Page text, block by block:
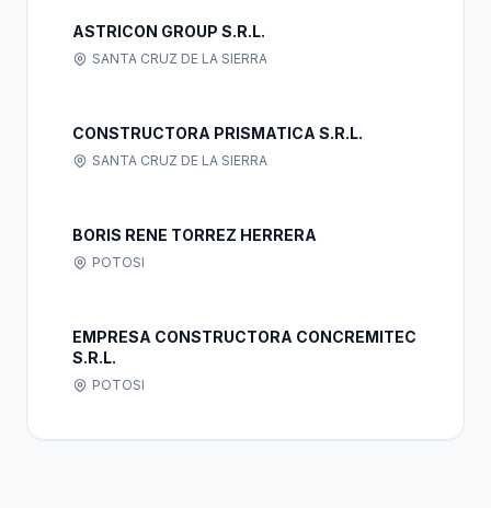
ASTRICON GROUP S.R.L.
SANTA CRUZ DE LA SIERRA
CONSTRUCTORA PRISMATICA S.R.L.
SANTA CRUZ DE LA SIERRA
BORIS RENE TORREZ HERRERA
POTOSI
EMPRESA CONSTRUCTORA CONCREMITEC
S.R.L.
POTOSI